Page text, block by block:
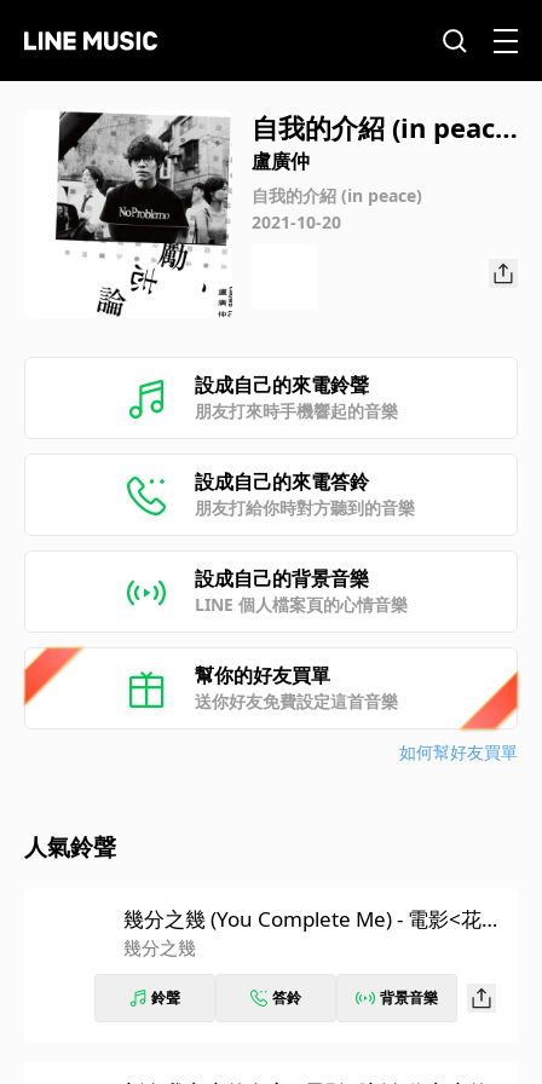
自我的介紹 (in peac
e)
盧廣仲
自我的介紹 (in peace)
2021-10-20
設成自己的來電鈴聲
朋友打來時手機響起的音樂
設成自己的來電答鈴
朋友打給你時對方聽到的音樂
設成自己的背景音樂
LINE 個人檔案頁的心情音樂
幫你的好友買單
送你好友免費設定這首音樂
如何幫好友買單
人氣鈴聲
幾分之幾 (You Complete Me) - 電影<花甲
大人轉男孩>主題曲
幾分之幾
鈴聲 答鈴 背景音樂